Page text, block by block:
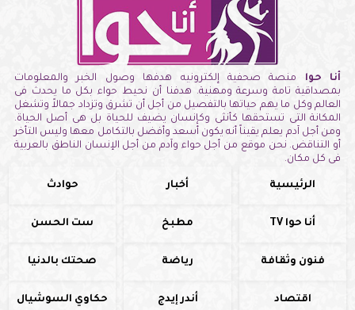
أنا حوا منصة صحفية إلكترونيه هدفها وصول الخبر والمعلومات
بمصداقية تامة وسرعة ومهنية. هدفنا أن نحيط حواء بكل ما يحدث فى
العالم وكل ما يهم حياتها بالتفصيل من أجل أن تشرق وتزداد جمالاً وتشغل
المكانة التى تستحقها كأنثى وكإنسان يضيف للحياة بل هى أصل الحياة.
ومن أجل آدم يعلم يقيناً أنه يكون أسعد وأفضل بالتكامل معها وليس التأخر
أو التناقض. نحن موقع من أجل حواء وآدم من أجل الإنسان الناطق بالعربية
فى كل مكان.
الرئيسية أخبار حوادث
أنا حوا TV مطبخ ست الحسن
فنون وثقافة رياضة صحتك بالدنيا
اقتصاد أندر إيدج حكاوي السوشيال